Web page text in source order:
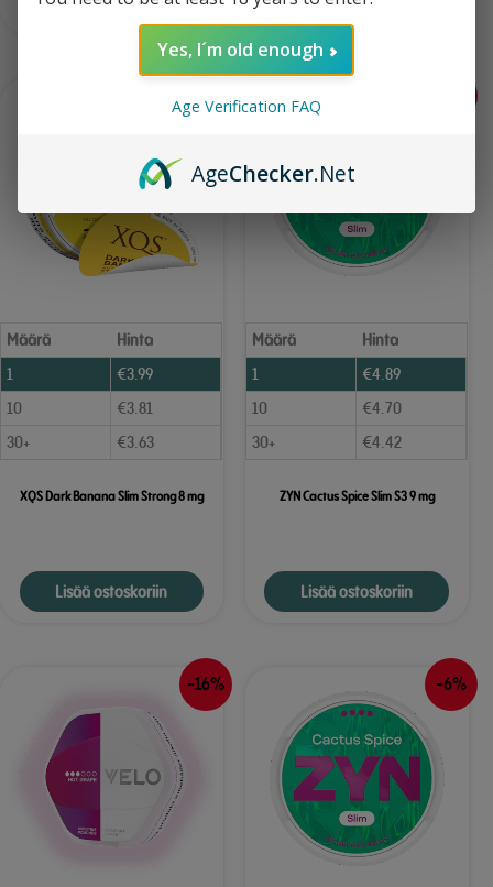
Määrä
Hinta
1
€3.99
10
€3.81
30+
€3.63
XQS Dark Banana Slim Strong 8 mg
Lisää ostoskoriin
Määrä
Hinta
1
€4.89
10
€4.70
30+
€4.42
ZYN Cactus Spice Slim S3 9 mg
Lisää ostoskoriin
-16% -6%
Yes, I´m old enough
Age Verification FAQ
AgeChecker.Net